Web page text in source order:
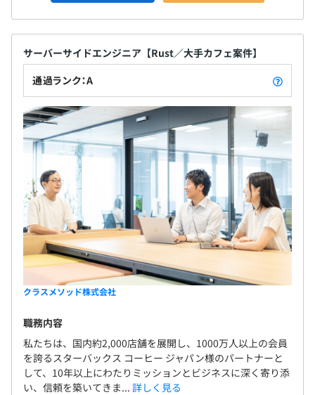
サーバーサイドエンジニア【Rust／大手カフェ案件】
通過ランク：A
クラスメソッド株式会社
職務内容
私たちは、国内約2,000店舗を展開し、1000万人以上の会員
を誇るスターバックス コーヒー ジャパン様のパートナーと
して、10年以上にわたりミッションとビジネスに深く寄り添
い、信頼を築いてきま... 詳しく見る